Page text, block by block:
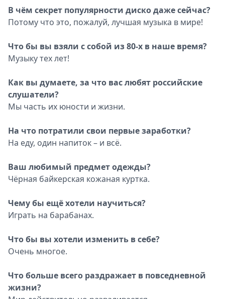
В чём секрет популярности диско даже сейчас?
Потому что это, пожалуй, лучшая музыка в мире!
Что бы вы взяли с собой из 80-х в наше время?
Музыку тех лет!
Как вы думаете, за что вас любят российские
слушатели?
Мы часть их юности и жизни.
На что потратили свои первые заработки?
На еду, один напиток – и всё.
Ваш любимый предмет одежды?
Чёрная байкерская кожаная куртка.
Чему бы ещё хотели научиться?
Играть на барабанах.
Что бы вы хотели изменить в себе?
Очень многое.
Что больше всего раздражает в повседневной
жизни?